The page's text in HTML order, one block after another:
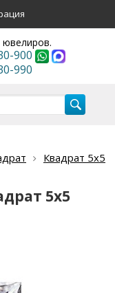
ювелиров.
900
990
Квадрат 5х5
5х5